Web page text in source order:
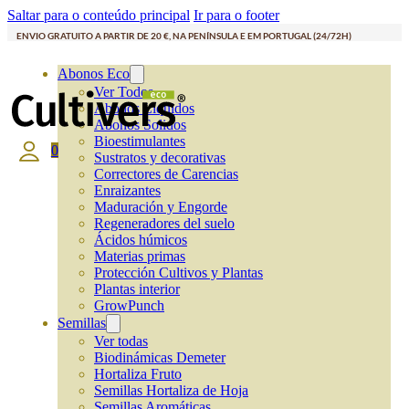
Saltar para o conteúdo principal Ir para o footer
ENVIO GRATUITO A PARTIR DE 20 €, NA PENÍNSULA E EM PORTUGAL (24/72H)
Abonos Eco
Ver Todos
Abonos Líquidos
Abonos Solidos
Bioestimulantes
Sustratos y decorativas
Correctores de Carencias
Enraizantes
Maduración y Engorde
Regeneradores del suelo
Ácidos húmicos
Materias primas
Protección Cultivos y Plantas
Plantas interior
GrowPunch
Semillas
Ver todas
Biodinámicas Demeter
Hortaliza Fruto
Semillas Hortaliza de Hoja
0